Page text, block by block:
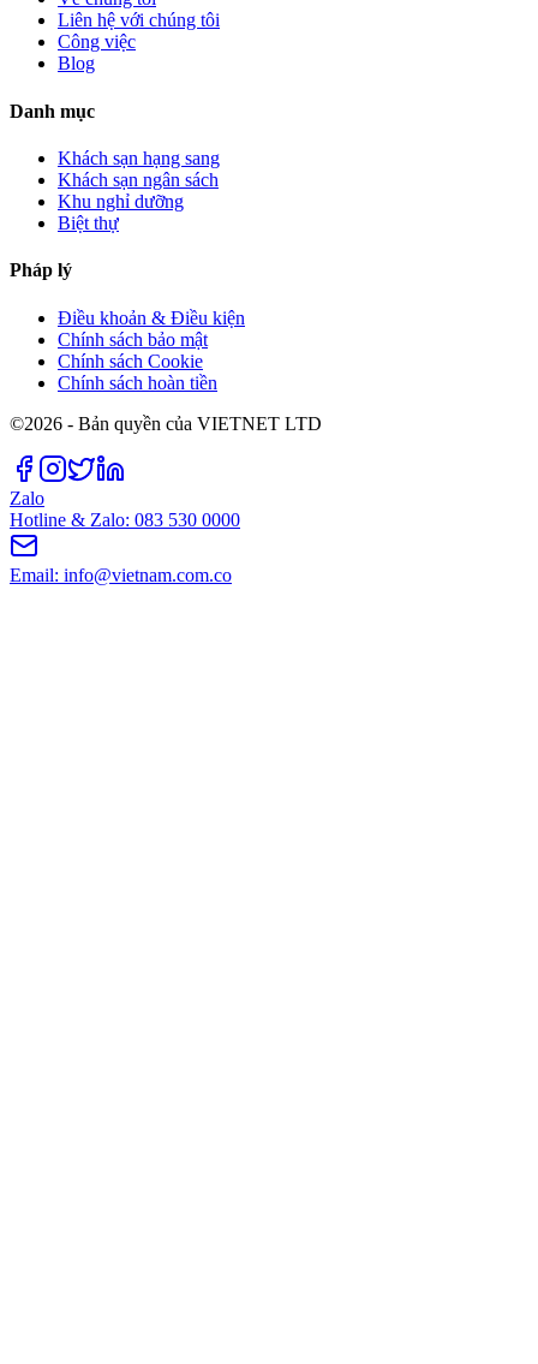
Liên hệ với chúng tôi
Công việc
Blog
Danh mục
Khách sạn hạng sang
Khách sạn ngân sách
Khu nghỉ dưỡng
Biệt thự
Pháp lý
Điều khoản & Điều kiện
Chính sách bảo mật
Chính sách Cookie
Chính sách hoàn tiền
©2026 - Bản quyền của VIETNET LTD
Zalo
Hotline & Zalo: 083 530 0000
Email: info@vietnam.com.co